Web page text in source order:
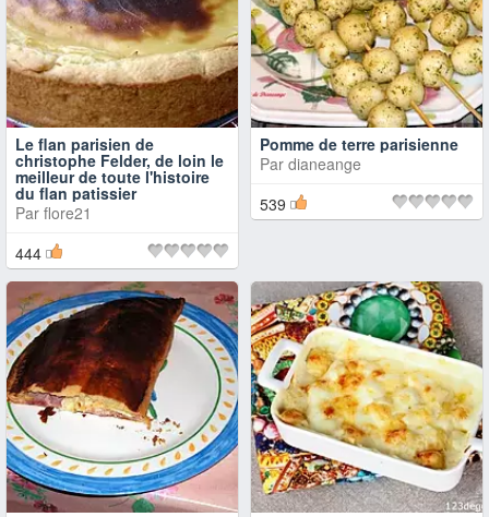
Le flan parisien de
christophe Felder, de loin le
meilleur de toute l'histoire
du flan patissier
Par flore21
444
Pomme de terre parisienne
Par dianeange
539